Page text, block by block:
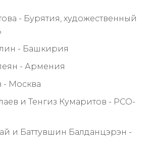
- Бурятия, художественный
- Башкирия
- Армения
- Москва
и Тенгиз Кумаритов - РСО-
и Баттувшин Балданцэрэн -